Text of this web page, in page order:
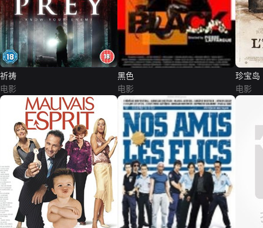
祈祷
电影
黑色
电影
珍宝岛
电影